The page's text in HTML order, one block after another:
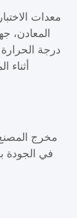
معدات
المعادن،
درجة الحرارة
أثناء
في الجودة